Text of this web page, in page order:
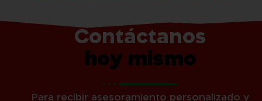
Contáctanos
hoy mismo
Para recibir asesoramiento personalizado y